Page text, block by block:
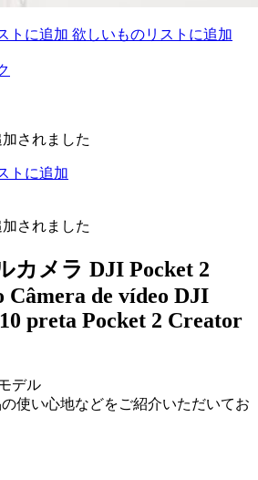
欲しいものリストに追加
されました
されました
カメラ DJI Pocket 2
Câmera de vídeo DJI
preta Pocket 2 Creator
デル
使い心地などをご紹介いただいてお